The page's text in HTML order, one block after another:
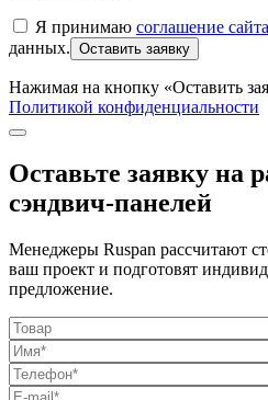
Я принимаю соглашение сайта
данных.
Нажимая на кнопку «Оставить
Политикой конфиденциальности
Оставьте заявку на
сэндвич-панелей
Менеджеры Ruspan рассчитают
ваш проект и подготовят
предложение.